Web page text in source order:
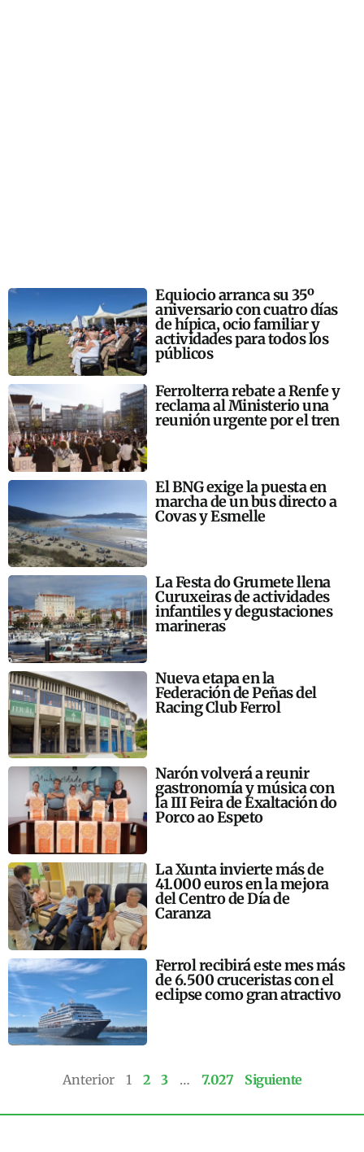
Equiocio arranca su 35º
aniversario con cuatro días
de hípica, ocio familiar y
actividades para todos los
públicos
Ferrolterra rebate a Renfe y
reclama al Ministerio una
reunión urgente por el tren
El BNG exige la puesta en
marcha de un bus directo a
Covas y Esmelle
La Festa do Grumete llena
Curuxeiras de actividades
infantiles y degustaciones
marineras
Nueva etapa en la
Federación de Peñas del
Racing Club Ferrol
Narón volverá a reunir
gastronomía y música con
la III Feira de Exaltación do
Porco ao Espeto
La Xunta invierte más de
41.000 euros en la mejora
del Centro de Día de
Caranza
Ferrol recibirá este mes más
de 6.500 cruceristas con el
eclipse como gran atractivo
Anterior 1 2 3 … 7.027 Siguiente